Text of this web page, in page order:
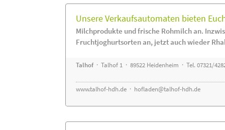
Unsere Verkaufsautomaten bieten
Milchprodukte und frische Rohmilch an.
Fruchtjoghurtsorten an, jetzt auch wieder
Talhof· Talhof 1 · 89522 Heidenheim · Tel. 07321/
www.talhof-hdh.de · hofladen@talhof-hdh.de